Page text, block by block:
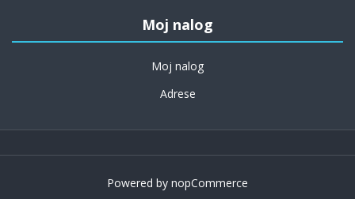
Moj nalog
Moj nalog
Adrese
Powered by nopCommerce